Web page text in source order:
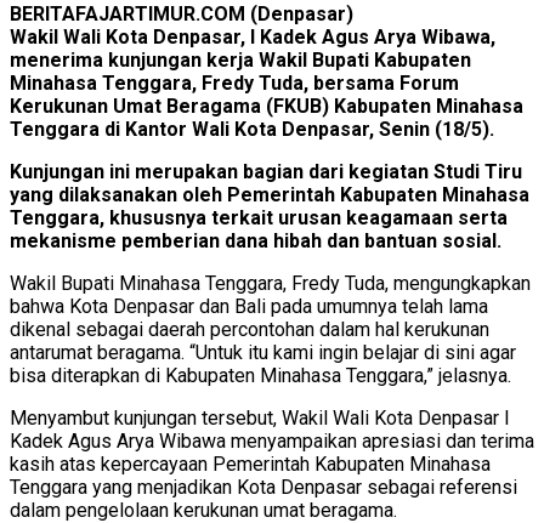
BERITAFAJARTIMUR.COM (Denpasar)
Wakil Wali Kota Denpasar, I Kadek Agus Arya Wibawa,
menerima kunjungan kerja Wakil Bupati Kabupaten
Minahasa Tenggara, Fredy Tuda, bersama Forum
Kerukunan Umat Beragama (FKUB) Kabupaten Minahasa
Tenggara di Kantor Wali Kota Denpasar, Senin (18/5).
Kunjungan ini merupakan bagian dari kegiatan Studi Tiru
yang dilaksanakan oleh Pemerintah Kabupaten Minahasa
Tenggara, khususnya terkait urusan keagamaan serta
mekanisme pemberian dana hibah dan bantuan sosial.
Wakil Bupati Minahasa Tenggara, Fredy Tuda, mengungkapkan
bahwa Kota Denpasar dan Bali pada umumnya telah lama
dikenal sebagai daerah percontohan dalam hal kerukunan
antarumat beragama. “Untuk itu kami ingin belajar di sini agar
bisa diterapkan di Kabupaten Minahasa Tenggara,” jelasnya.
Menyambut kunjungan tersebut, Wakil Wali Kota Denpasar I
Kadek Agus Arya Wibawa menyampaikan apresiasi dan terima
kasih atas kepercayaan Pemerintah Kabupaten Minahasa
Tenggara yang menjadikan Kota Denpasar sebagai referensi
dalam pengelolaan kerukunan umat beragama.